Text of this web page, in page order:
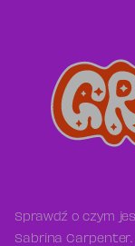
Sprawdź o czym
Sabrina Carpenter.